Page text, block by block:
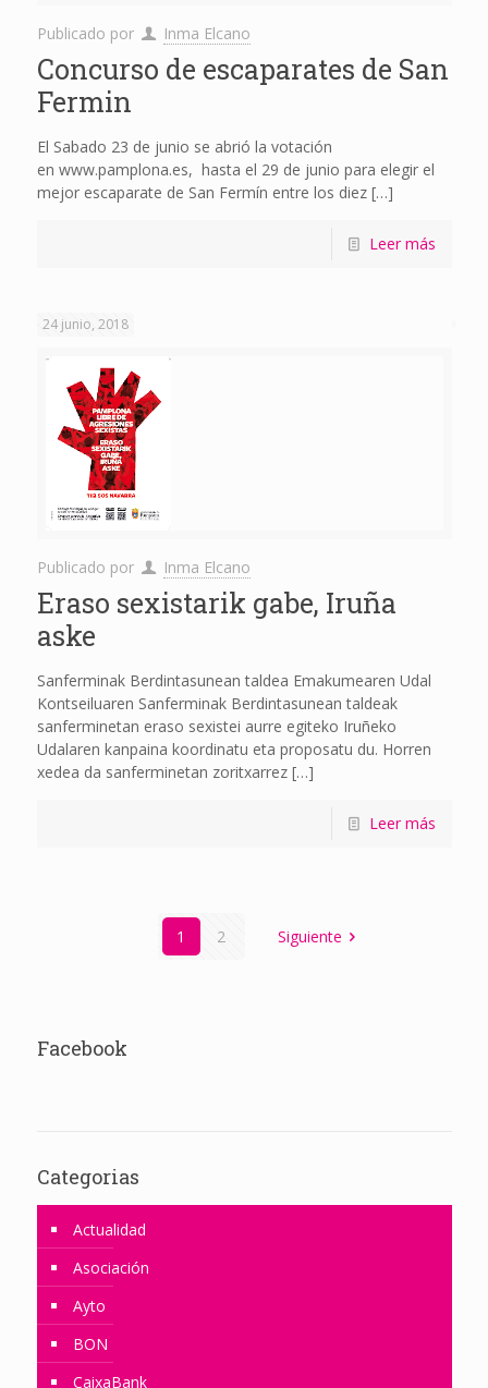
Publicado por Inma Elcano
Concurso de escaparates de San
Fermin
El Sabado 23 de junio se abrió la votación
en www.pamplona.es, hasta el 29 de junio para elegir el
mejor escaparate de San Fermín entre los diez[…]
Leer más
24 junio, 2018
Publicado por Inma Elcano
Eraso sexistarik gabe, Iruña
aske
Sanferminak Berdintasunean taldea Emakumearen Udal
Kontseiluaren Sanferminak Berdintasunean taldeak
sanferminetan eraso sexistei aurre egiteko Iruñeko
Udalaren kanpaina koordinatu eta proposatu du. Horren
xedea da sanferminetan zoritxarrez[…]
Leer más
1 2 Siguiente
Facebook
Categorias
Actualidad
Asociación
Ayto
BON
CaixaBank